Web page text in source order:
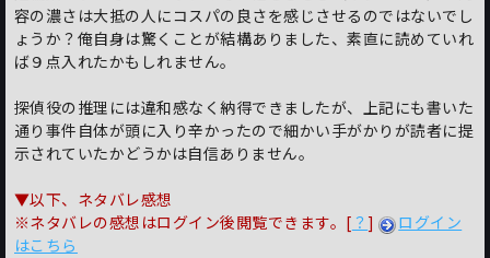
容の濃さは大抵の人にコスパの良さを感じさせるのではないでし
ょうか？俺自身は驚くことが結構ありました、素直に読めていれ
ば９点入れたかもしれません。
探偵役の推理には違和感なく納得できましたが、上記にも書いた
通り事件自体が頭に入り辛かったので細かい手がかりが読者に提
示されていたかどうかは自信ありません。
▼以下、ネタバレ感想
※ネタバレの感想はログイン後閲覧できます。[ ？ ]
ログイン
はこちら